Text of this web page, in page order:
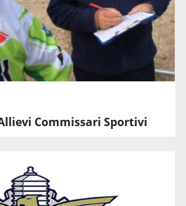
Commissari Sportivi